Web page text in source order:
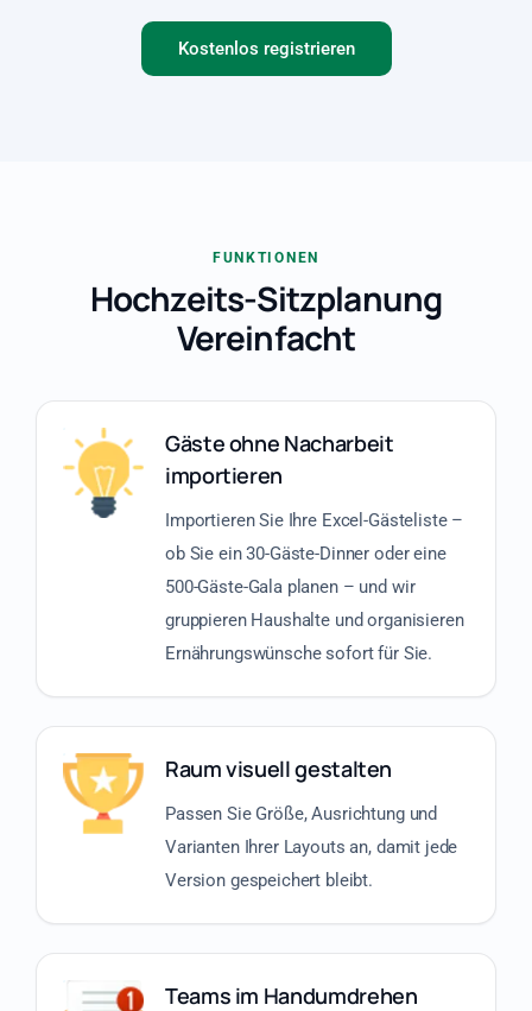
Kostenlos registrieren
FUNKTIONEN
Hochzeits-Sitzplanung
Vereinfacht
Gäste ohne Nacharbeit
importieren
Importieren Sie Ihre Excel-Gästeliste –
ob Sie ein 30-Gäste-Dinner oder eine
500-Gäste-Gala planen – und wir
gruppieren Haushalte und organisieren
Ernährungswünsche sofort für Sie.
Raum visuell gestalten
Passen Sie Größe, Ausrichtung und
Varianten Ihrer Layouts an, damit jede
Version gespeichert bleibt.
Teams im Handumdrehen